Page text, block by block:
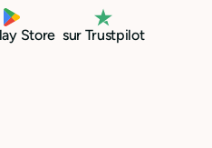
Store sur Trustpilot